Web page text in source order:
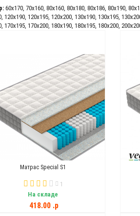
60x170, 70x160, 80x160, 80x180, 80x186, 80x190,
, 120x190, 120x195, 120x200, 130x190, 130x195,
, 170x195, 170x200, 180x190, 180x195, 180x200,
Матрас Special S1
1
На складе
418.00 .p